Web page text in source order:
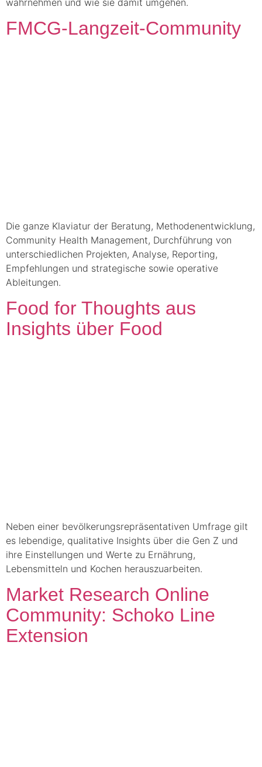
wahrnehmen und wie sie damit umgehen.
FMCG-Langzeit-Community
Die ganze Klaviatur der Beratung, Methodenentwicklung,
Community Health Management, Durchführung von
unterschiedlichen Projekten, Analyse, Reporting,
Empfehlungen und strategische sowie operative
Ableitungen.
Food for Thoughts aus
Insights über Food
Neben einer bevölkerungsrepräsentativen Umfrage gilt
es lebendige, qualitative Insights über die Gen Z und
ihre Einstellungen und Werte zu Ernährung,
Lebensmitteln und Kochen herauszuarbeiten.
Market Research Online
Community: Schoko Line
Extension